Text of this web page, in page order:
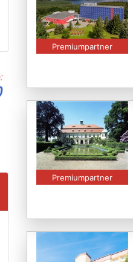
Premiumpartner
Premiumpartner